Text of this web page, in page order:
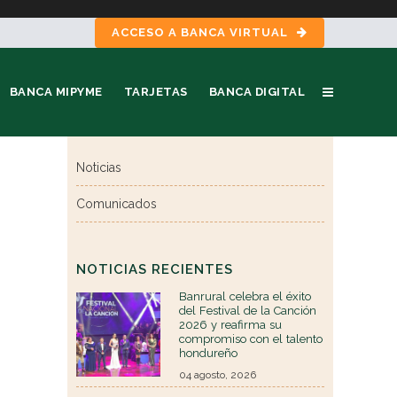
ACCESO A BANCA VIRTUAL
BANCA MIPYME TARJETAS BANCA DIGITAL
Noticias
Comunicados
NOTICIAS RECIENTES
Banrural celebra el éxito
del Festival de la Canción
2026 y reafirma su
compromiso con el talento
hondureño
04 agosto, 2026